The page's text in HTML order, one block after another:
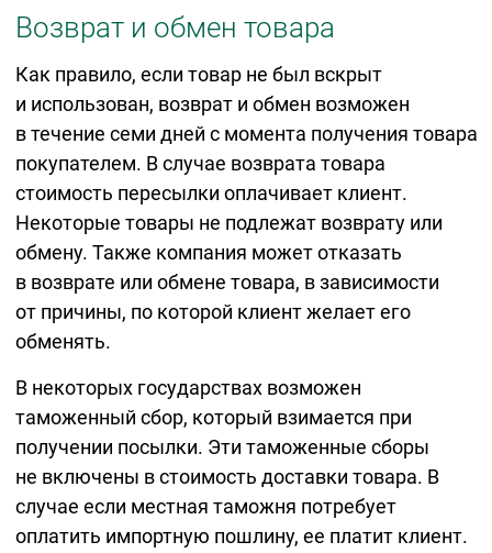
Возврат и обмен товара
Как правило, если товар не был вскрыт
и использован, возврат и обмен возможен
в течение семи дней с момента получения товара
покупателем. В случае возврата товара
стоимость пересылки оплачивает клиент.
Некоторые товары не подлежат возврату или
обмену. Также компания может отказать
в возврате или обмене товара, в зависимости
от причины, по которой клиент желает его
обменять.
В некоторых государствах возможен
таможенный сбор, который взимается при
получении посылки. Эти таможенные сборы
не включены в стоимость доставки товара. В
случае если местная таможня потребует
оплатить импортную пошлину, ее платит клиент.